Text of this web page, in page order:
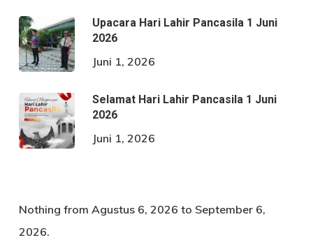
Upacara Hari Lahir Pancasila 1 Juni
2026
Juni 1, 2026
Selamat Hari Lahir Pancasila 1 Juni
2026
Juni 1, 2026
Nothing from Agustus 6, 2026 to September 6,
2026.